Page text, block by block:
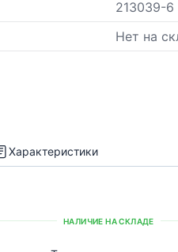
213039-6
Нет на
Характеристики
НАЛИЧИЕ НА СКЛАДЕ